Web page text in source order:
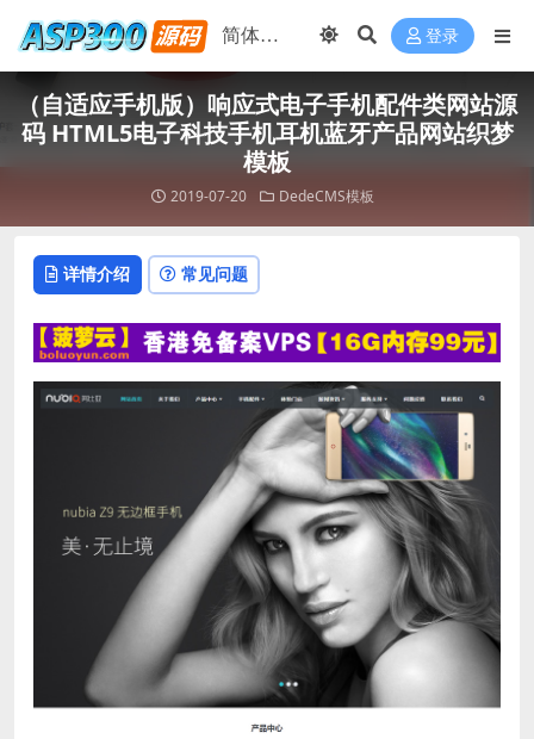
登录
（自适应手机版）响应式电子手机配件类网站源
码 HTML5电子科技手机耳机蓝牙产品网站织梦
模板
2019-07-20 DedeCMS模板
详情介绍 常见问题